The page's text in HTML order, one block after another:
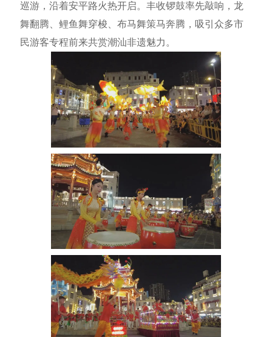
巡游，沿着安平路火热开启。丰收锣鼓率先敲响，龙
舞翻腾、鲤鱼舞穿梭、布马舞策马奔腾，吸引众多市
民游客专程前来共赏潮汕非遗魅力。